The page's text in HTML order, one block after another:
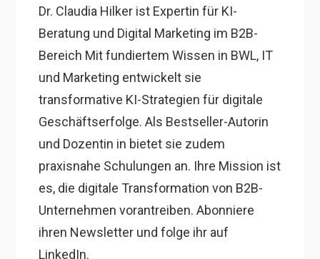
Dr. Claudia Hilker ist Expertin für KI-
Beratung und Digital Marketing im B2B-
Bereich Mit fundiertem Wissen in BWL, IT
und Marketing entwickelt sie
transformative KI-Strategien für digitale
Geschäftserfolge. Als Bestseller-Autorin
und Dozentin in bietet sie zudem
praxisnahe Schulungen an. Ihre Mission ist
es, die digitale Transformation von B2B-
Unternehmen vorantreiben. Abonniere
ihren Newsletter und folge ihr auf
LinkedIn.